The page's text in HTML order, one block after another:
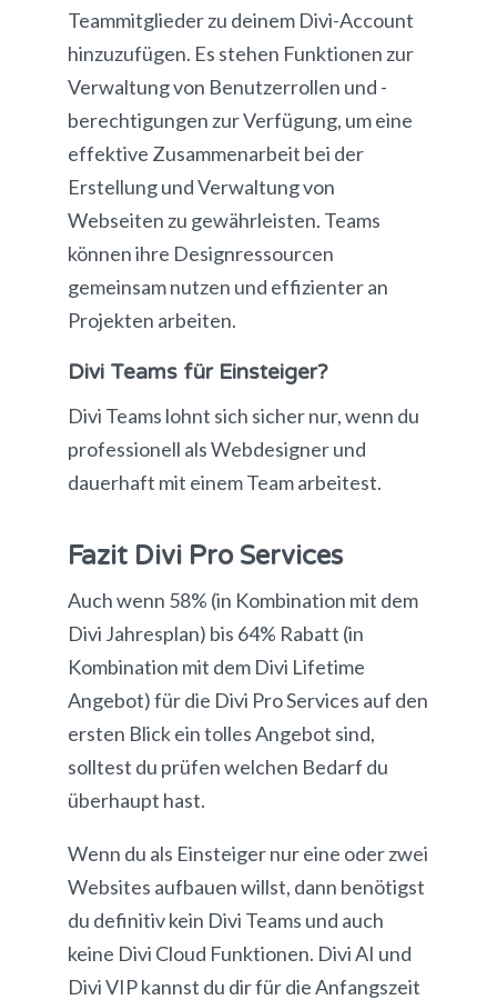
Teammitglieder zu deinem Divi-Account
hinzuzufügen. Es stehen Funktionen zur
Verwaltung von Benutzerrollen und -
berechtigungen zur Verfügung, um eine
effektive Zusammenarbeit bei der
Erstellung und Verwaltung von
Webseiten zu gewährleisten. Teams
können ihre Designressourcen
gemeinsam nutzen und effizienter an
Projekten arbeiten.
Divi Teams für Einsteiger?
Divi Teams lohnt sich sicher nur, wenn du
professionell als Webdesigner und
dauerhaft mit einem Team arbeitest.
Fazit Divi Pro Services
Auch wenn 58% (in Kombination mit dem
Divi Jahresplan) bis 64% Rabatt (in
Kombination mit dem Divi Lifetime
Angebot) für die Divi Pro Services auf den
ersten Blick ein tolles Angebot sind,
solltest du prüfen welchen Bedarf du
überhaupt hast.
Wenn du als Einsteiger nur eine oder zwei
Websites aufbauen willst, dann benötigst
du definitiv kein Divi Teams und auch
keine Divi Cloud Funktionen. Divi AI und
Divi VIP kannst du dir für die Anfangszeit